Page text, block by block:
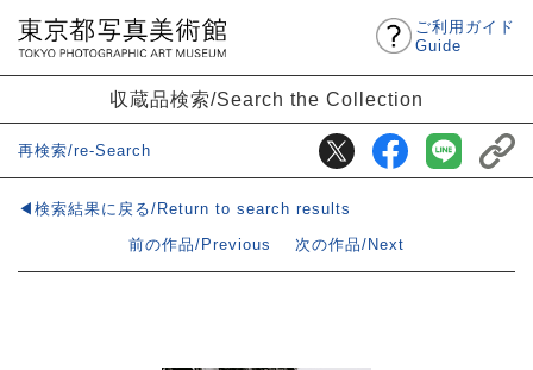
ご利用ガイド
Guide
収蔵品検索/Search the Collection
再検索/re-Search
◀検索結果に戻る/Return to search results
前の作品/Previous
次の作品/Next